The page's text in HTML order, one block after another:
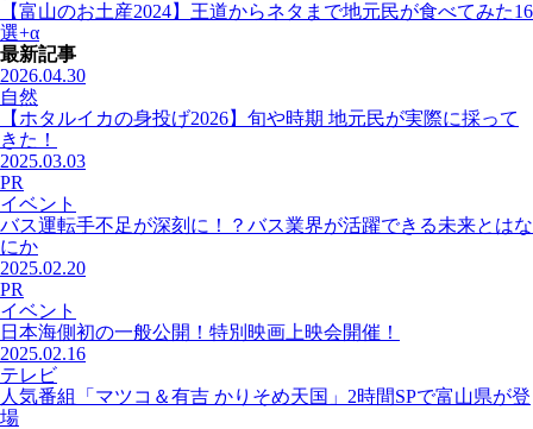
【富山のお土産2024】王道からネタまで地元民が食べてみた16
選+α
最新記事
2026.04.30
自然
【ホタルイカの身投げ2026】旬や時期 地元民が実際に採って
きた！
2025.03.03
PR
イベント
バス運転手不足が深刻に！？バス業界が活躍できる未来とはな
にか
2025.02.20
PR
イベント
日本海側初の一般公開！特別映画上映会開催！
2025.02.16
テレビ
人気番組「マツコ＆有吉 かりそめ天国」2時間SPで富山県が登
場